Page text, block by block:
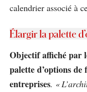
calendrier associé à
Élargir la palette
Objectif affiché par
palette d’options de
entreprises. «